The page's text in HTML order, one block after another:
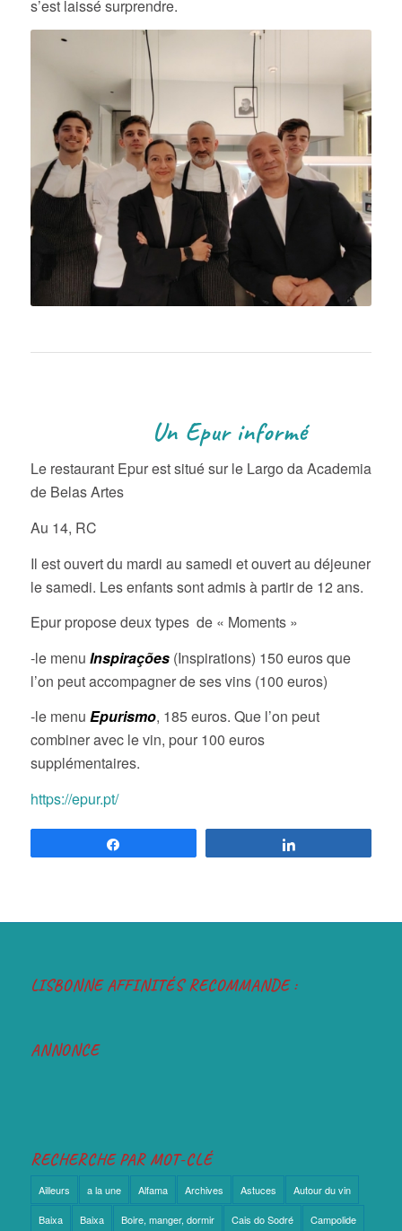
s’est laissé surprendre.
Un Epur informé
Le restaurant Epur est situé sur le Largo da Academia
de Belas Artes
Au 14, RC
Il est ouvert du mardi au samedi et ouvert au déjeuner
le samedi. Les enfants sont admis à partir de 12 ans.
Epur propose deux types de « Moments »
-le menu Inspirações(Inspirations) 150 euros que
l’on peut accompagner de ses vins (100 euros)
-le menu Epurismo, 185 euros. Que l’on peut
combiner avec le vin, pour 100 euros
supplémentaires.
https://epur.pt/
LISBONNE AFFINITÉS RECOMMANDE :
ANNONCE
RECHERCHE PAR MOT-CLÉ
Ailleurs a la une Alfama Archives Astuces Autour du vin
Baixa Baixa Boire, manger, dormir Cais do Sodré Campolide